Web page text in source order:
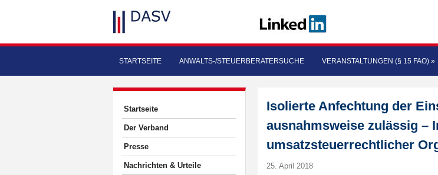
STARTSEITE ANWALTS-/STEUERBERATERSUCHE VERANSTALTUNGEN (§ 15 FAO) »
Startseite
Der Verband
Presse
Nachrichten & Urteile
Isolierte Anfechtung der
ausnahmsweise zulässig –
umsatzsteuerrechtlicher
25. April 2018